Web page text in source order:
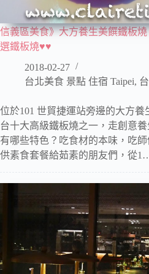
信義區美食》大方養生美饌鐵板
選鐵板燒♥♥
2018-02-27
台北美食 景點 住宿 Taipei,
位於101 世貿捷運站旁邊的大方
台十大高級鐵板燒之一，走創意
有哪些特色？吃食材的本味，吃
供素食套餐給茹素的朋友們，從